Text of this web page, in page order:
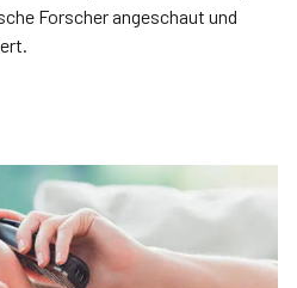
Forscher angeschaut und